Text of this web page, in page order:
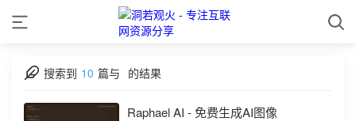
搜索到 10 篇与 的结果
Raphael AI - 免费生成AI图像